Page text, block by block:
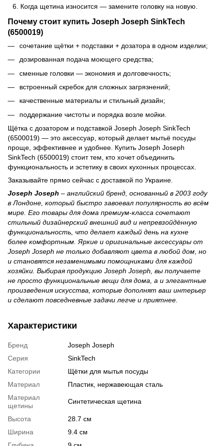
Когда щетина износится — замените головку на новую.
Почему стоит купить Joseph Joseph SinkTech
(6500019)
сочетание щётки + подставки + дозатора в одном изделии;
дозированная подача моющего средства;
сменные головки — экономия и долговечность;
встроенный скребок для сложных загрязнений;
качественные материалы и стильный дизайн;
поддержание чистоты и порядка возле мойки.
Щётка с дозатором и подставкой Joseph Joseph SinkTech
(6500019) — это аксессуар, который делает мытьё посуды
проще, эффективнее и удобнее. Купить Joseph Joseph
SinkTech (6500019) стоит тем, кто хочет объединить
функциональность и эстетику в своих кухонных процессах.
Заказывайте прямо сейчас с доставкой по Украине.
Joseph Joseph – английский бренд, основанный в 2003 году
в Лондоне, который быстро завоевал популярность во всём
мире. Его товары для дома премиум-класса сочетают
стильный дизайнерский внешний вид и непревзойдённую
функциональность, что делает каждый день на кухне
более комфортным. Яркие и оригинальные аксессуары от
Joseph Joseph не только добавляют цвета в любой дом, но
и становятся незаменимыми помощниками для каждой
хозяйки. Выбирая продукцию Joseph Joseph, вы получаете
не просто функциональные вещи для дома, а и элегантные
произведения искусства, которые дополнят ваш интерьер
и сделают повседневные задачи легче и приятнее.
Характеристики
Бренд
Joseph Joseph
Серия
SinkTech
Категории
Щётки для мытья посуды
Материал
Пластик, нержавеющая сталь
Материал
щетины
Синтетическая щетина
Высота
28.7 см
Ширина
9.4 см